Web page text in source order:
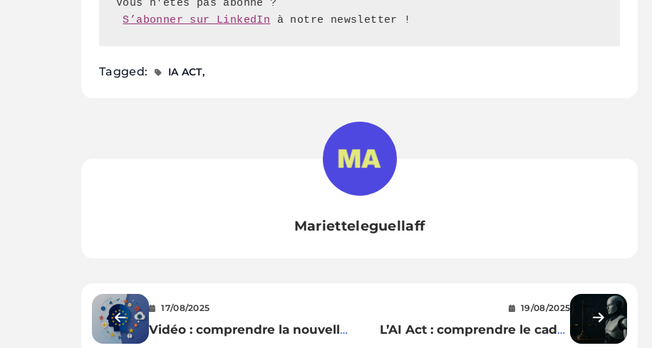
S’abonner sur LinkedIn à notre newsletter !
Tagged: IA ACT
Marietteleguellaff
17/08/2025
Vidéo : comprendre la nouvelle
19/08/2025
L’AI Act : comprendre le cadre